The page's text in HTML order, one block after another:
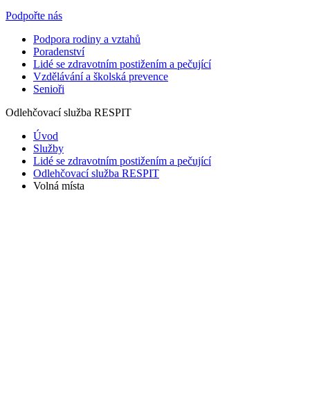
Podpořte nás
Podpora rodiny a vztahů
Poradenství
Lidé se zdravotním postižením a pečující
Vzdělávání a školská prevence
Senioři
Odlehčovací služba RESPIT
Úvod
Služby
Lidé se zdravotním postižením a pečující
Odlehčovací služba RESPIT
Volná místa